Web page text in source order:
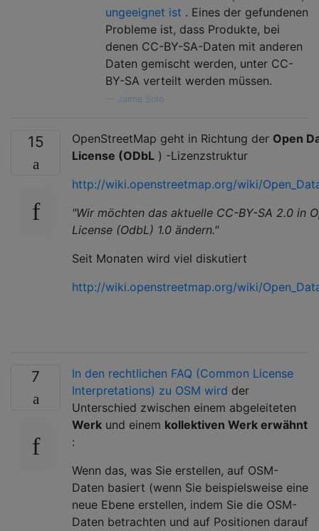
ungeeignet ist . Eines der gefundenen
Probleme ist, dass Produkte, bei
denen CC-BY-SA-Daten mit anderen
Daten gemischt werden, unter CC-
BY-SA verteilt werden müssen.
Jaime Soto
15 OpenStreetMap geht in Richtung der Open
License (ODbL ) -Lizenzstruktur
http://wiki.openstreetmap.org/wiki/
"Wir möchten das aktuelle CC-BY-SA 2.0 in
License (OdbL) 1.0 ändern."
Seit Monaten wird viel diskutiert
http://wiki.openstreetmap.org/wiki/
7
In den rechtlichen FAQ (Common License
Interpretations) zu OSM wird der
Unterschied zwischen einem abgeleiteten
Werk und einem kollektiven Werk erwähnt
:
Wenn das, was Sie erstellen, auf OSM-
Daten basiert (wenn Sie beispielsweise eine
neue Ebene erstellen, indem Sie die OSM-
Daten betrachten und auf Positionen darauf